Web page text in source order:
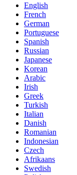
English
French
German
Portuguese
Spanish
Russian
Japanese
Korean
Arabic
Irish
Greek
Turkish
Italian
Danish
Romanian
Indonesian
Czech
Afrikaans
Swedish